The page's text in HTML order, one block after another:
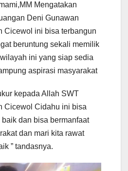
Mengatakan
Deni Gunawan
Cicewol ini bisa terbangun
beruntung sekali memilik
ini yang siap sedia
aspirasi masyarakat
kepada Allah SWT
Cicewol Cidahu ini bisa
dan bisa bermanfaat
dan mari kita rawat
” tandasnya.